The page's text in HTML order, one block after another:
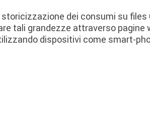
dei consumi su files
tali grandezze attraverso pagine
dispositivi come smart-